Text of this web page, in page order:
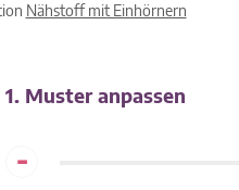
Nähstoff mit Einhörnern
1. Muster anpassen
-